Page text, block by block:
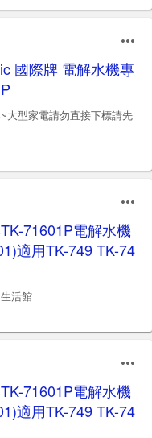
國際牌 電解水機專
大型家電請勿直接下標請先
71601P電解水機
適用TK-749 TK-74
活館
71601P電解水機
適用TK-749 TK-74